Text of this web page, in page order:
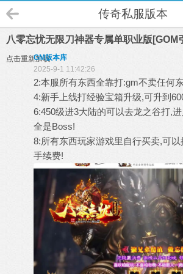
传奇私服版本
八零忘忧无限刀神器专属单职业版[GOM
点击重新加载GM版本库
2025-9-1 11:42:26
2:本服所有东西全靠打:gm不卖任何
4:新手上线打经验宝箱升级,可升到
6:450级进3大陆的可以去龙之谷打,
全是Boss!
8:所有东西玩家游戏里自行买卖,可
手续费!